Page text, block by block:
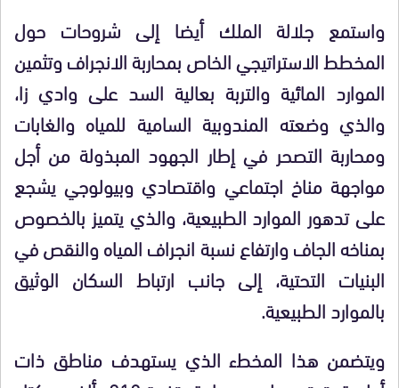
واستمع جلالة الملك أيضا إلى شروحات حول
المخطط الاستراتيجي الخاص بمحاربة الانجراف وتثمين
الموارد المائية والتربة بعالية السد على وادي زا،
والذي وضعته المندوبية السامية للمياه والغابات
ومحاربة التصحر في إطار الجهود المبذولة من أجل
مواجهة مناخ اجتماعي واقتصادي وبيولوجي يشجع
على تدهور الموارد الطبيعية، والذي يتميز بالخصوص
بمناخه الجاف وارتفاع نسبة انجراف المياه والنقص في
البنيات التحتية، إلى جانب ارتباط السكان الوثيق
بالموارد الطبيعية.
ويتضمن هذا المخطء الذي يستهدف مناطق ذات